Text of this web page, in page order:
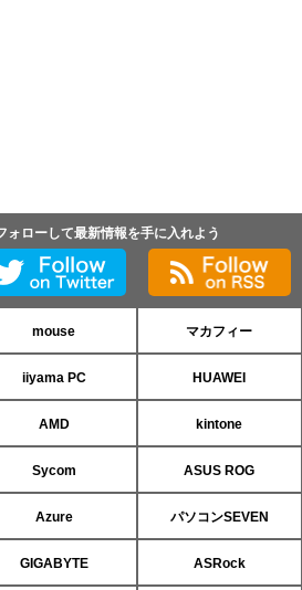
ォローして最新情報を手に入れよう
mouse マカフィー
iiyama PC HUAWEI
AMD kintone
Sycom ASUS ROG
Azure パソコンSEVEN
GIGABYTE ASRock